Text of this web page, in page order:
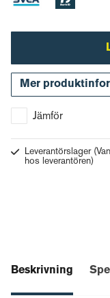
Mer
Jämför
Leverantörslager
hos leverantören)
Beskrivning